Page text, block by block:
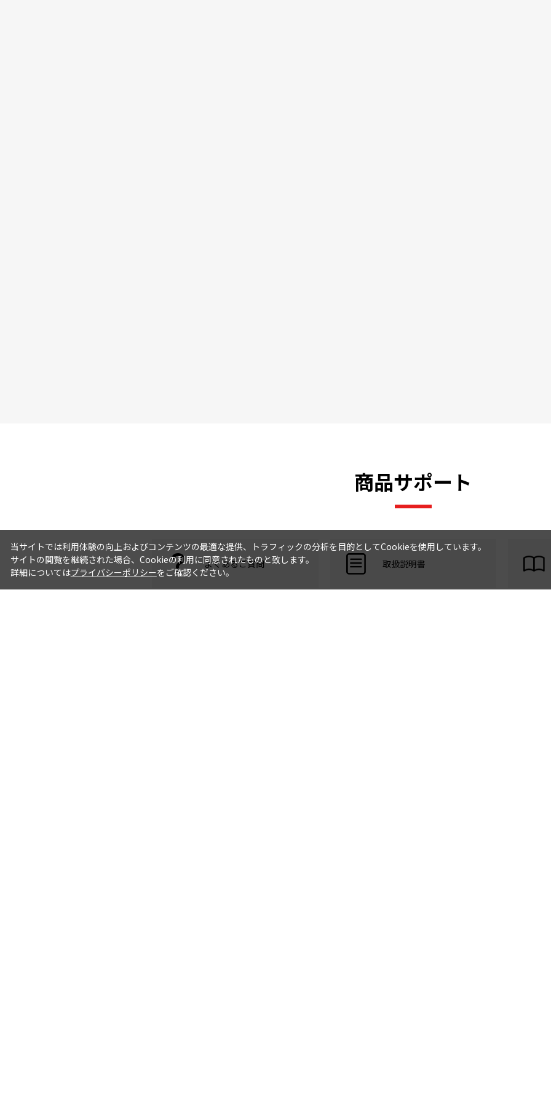
商品サポート
よくあるご質問 取扱説明書
当サイトでは利用体験の向上およびコンテンツの最適な提供、トラフィックの分析を目的としてCookieを使用しています。
サイトの閲覧を継続された場合、Cookieの利用に同意されたものと致します。
詳細についてはプライバシーポリシーをご確認ください。